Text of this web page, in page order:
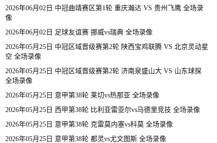
2026年06月02日 中冠曲靖赛区第1轮 重庆瀚达 VS 贵州飞鹰 全场录
像
2026年06月02日 足球友谊赛 挪威vs瑞典 全场录像
2026年05月25日 中冠区域晋级赛第2轮 陕西宝鸡联腾 VS 北京灵动星
空 全场录像
2026年05月25日 中冠区域晋级赛第2轮 济南泉盛山大 VS 山东球探
全场录像
2026年05月25日 意甲第38轮 莱切vs热那亚 全场录像
2026年05月25日 西甲第38轮 比利亚雷亚尔vs马德里竞技 全场录像
2026年05月25日 意甲第38轮 克雷莫内塞vs科莫 全场录像
2026年05月25日 意甲第38轮 都灵vs尤文图斯 全场录像